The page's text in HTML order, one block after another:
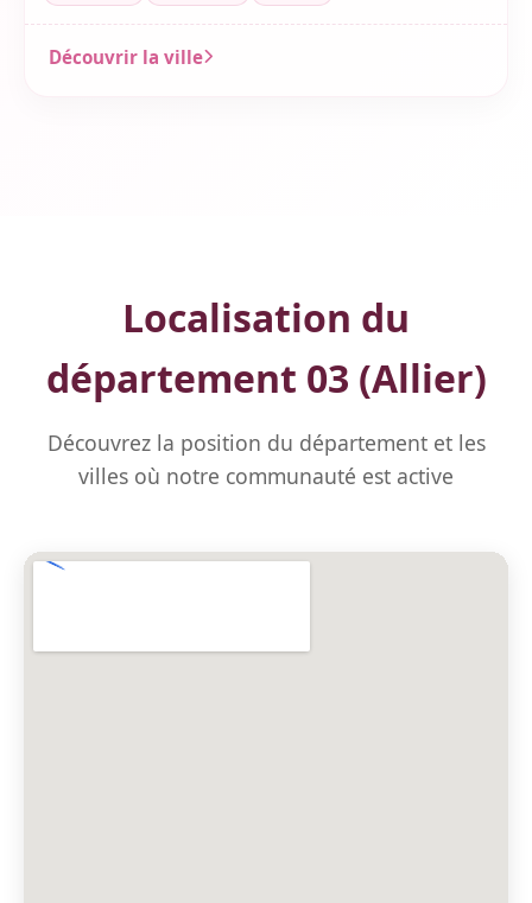
Découvrir la ville
Localisation du
département 03 (Allier)
Découvrez la position du département et les
villes où notre communauté est active